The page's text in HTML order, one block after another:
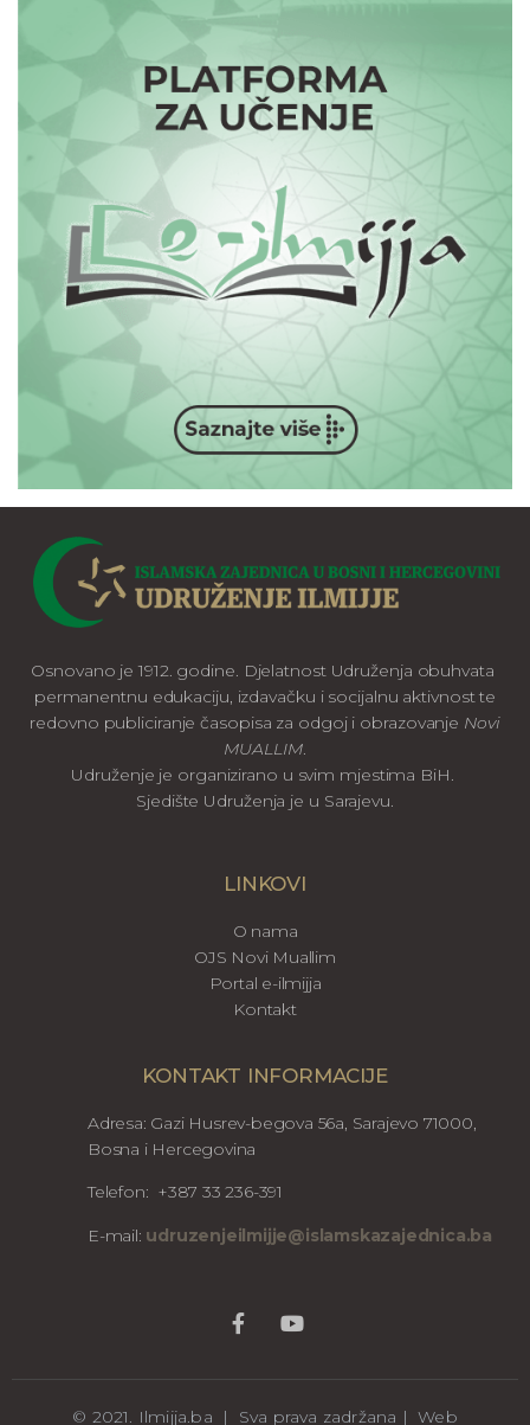
Osnovano je 1912. godine. Djelatnost Udruženja obuhvata
permanentnu edukaciju, izdavačku i socijalnu aktivnost te
redovno publiciranje časopisa za odgoj i obrazovanje Novi
MUALLIM.
Udruženje je organizirano u svim mjestima BiH.
Sjedište Udruženja je u Sarajevu.
LINKOVI
O nama
OJS Novi Muallim
Portal e-ilmijja
Kontakt
KONTAKT INFORMACIJE
Adresa: Gazi Husrev-begova 56a, Sarajevo 71000,
Bosna i Hercegovina
Telefon: +387 33 236-391
E-mail: udruzenjeilmijje@islamskazajednica.ba
© 2021. Ilmijja.ba | Sva prava zadržana | Web